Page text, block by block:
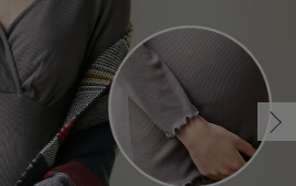
・ママコート
中・産後）
呼ばれ）
ボトムス スカート
パジャマ
インナー
MAX55%OFF ブラックフ
オフィス
きれいめ美脚パンツ派
ツィード派
王道シンプル派
短肌着
セット
快適ウェア10%OFF
ジャンパースカート/
ワーク・オフィス
カジュアル
10,001円（税込）〜
女の子におススメの
男の子におススメの
保温&リカバリー
レギンス・タイツ
カップ付きインナー
【冬のあったか特集